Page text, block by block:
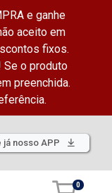
e ganhe
aceito em
fixos.
Se o produto
preenchida.
já nosso APP
0